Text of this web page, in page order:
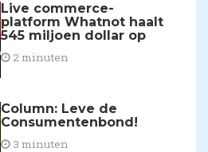
Live commerce-
platform Whatnot haalt
545 miljoen dollar op
2 minuten
Column: Leve de
Consumentenbond!
3 minuten